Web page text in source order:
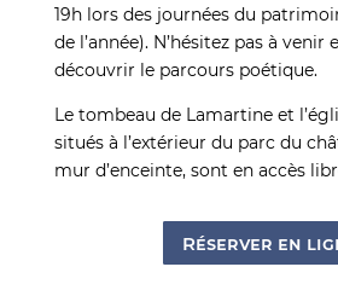
19h lors des journées du
de l’année). N’hésitez pas à venir
découvrir le parcours poétique.
Le tombeau de Lamartine et
situés à l’extérieur du parc du
mur d’enceinte, sont en accès
Réserver en